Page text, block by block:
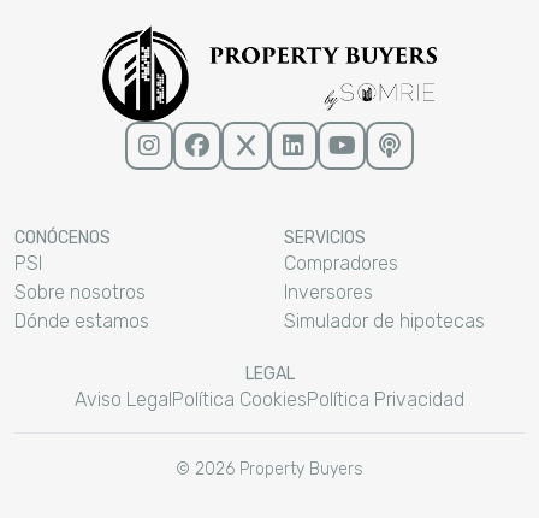
CONÓCENOS
PSI
Sobre nosotros
Dónde estamos
SERVICIOS
Compradores
Inversores
Simulador de hipotecas
LEGAL
Aviso Legal Política CookiesPolítica Privacidad
© 2026 Property Buyers